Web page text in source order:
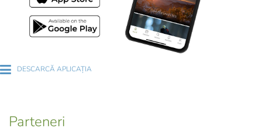
DESCARCĂ APLICAȚIA
Parteneri